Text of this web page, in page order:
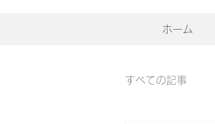
ホーム
すべての記事